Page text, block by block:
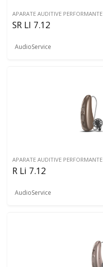
APARATE AUDITIVE PERFORMANTE
SR LI 7.12
AudioService
APARATE AUDITIVE PERFORMANTE
R Li 7.12
AudioService